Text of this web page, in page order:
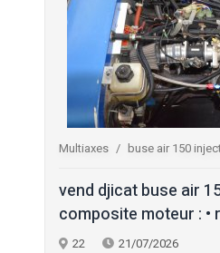
Multiaxes buse air 150
vend djicat buse air
composite moteur : •
22 21/07/2026